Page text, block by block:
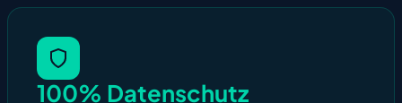
100% Datenschutz